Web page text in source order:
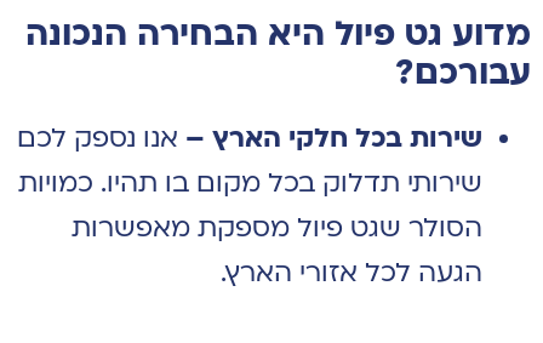
מדוע גט פיול היא הבחירה הנכונה
עבורכם?
שירות בכל חלקי הארץ – אנו נספק לכם
שירותי תדלוק בכל מקום בו תהיו. כמויות
הסולר שגט פיול מספקת מאפשרות
הגעה לכל אזורי הארץ.